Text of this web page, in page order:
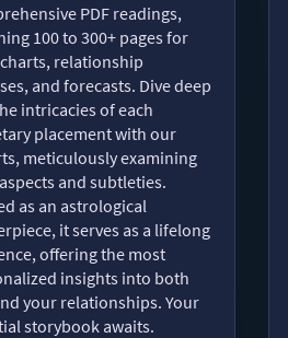
PDF readings,
100 to 300+ pages for
relationship
and forecasts. Dive deep
intricacies of each
placement with our
meticulously examining
and subtleties.
as an astrological
it serves as a lifelong
offering the most
insights into both
your relationships. Your
storybook awaits.